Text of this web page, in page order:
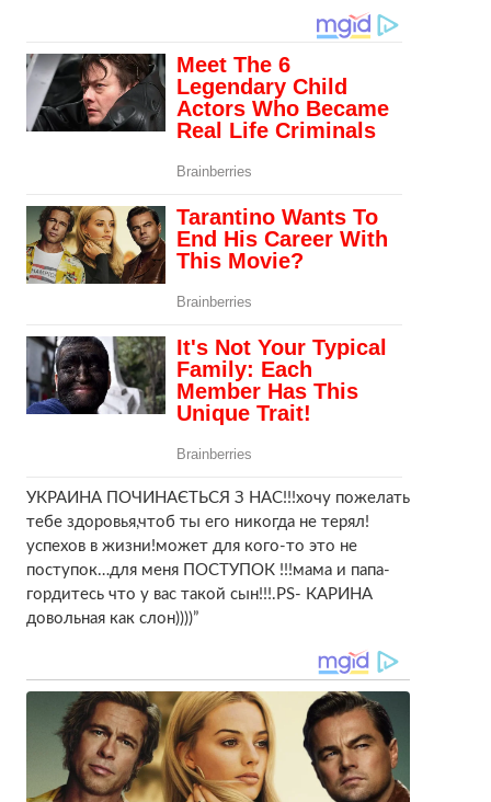
УКРАИНА ПОЧИНАЄТЬСЯ З НАС!!!хочу пожелать
тебе здоровья,чтоб ты его никогда не терял!
успехов в жизни!может для кого-то это не
поступок…для меня ПОСТУПОК !!!мама и папа-
гордитесь что у вас такой сын!!!.PS- КАРИНА
довольная как слон))))”